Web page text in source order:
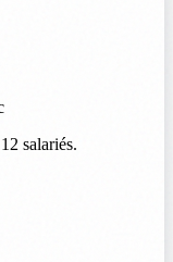
salariés.